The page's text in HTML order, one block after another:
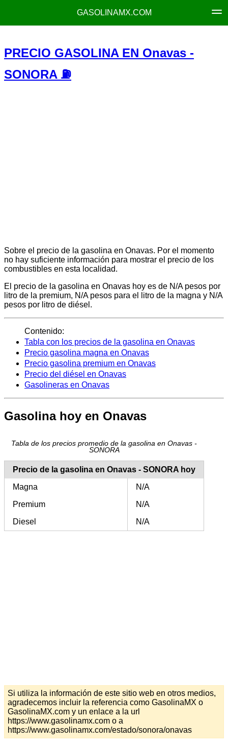
GASOLINAMX.COM
PRECIO GASOLINA EN Onavas -
SONORA ⛽
Sobre el precio de la gasolina en Onavas. Por el momento
no hay suficiente información para mostrar el precio de los
combustibles en esta localidad.
El precio de la gasolina en Onavas hoy es de N/A pesos por
litro de la premium, N/A pesos para el litro de la magna y N/A
pesos por litro de diésel.
Contenido:
Tabla con los precios de la gasolina en Onavas
Precio gasolina magna en Onavas
Precio gasolina premium en Onavas
Precio del diésel en Onavas
Gasolineras en Onavas
Gasolina hoy en Onavas
Tabla de los precios promedio de la gasolina en Onavas -
SONORA
Precio de la gasolina en Onavas - SONORA hoy
Magna
N/A
Premium
N/A
Diesel
N/A
Si utiliza la información de este sitio web en otros medios,
agradecemos incluir la referencia como GasolinaMX o
GasolinaMX.com y un enlace a la url
https://www.gasolinamx.com o a
https://www.gasolinamx.com/estado/sonora/onavas